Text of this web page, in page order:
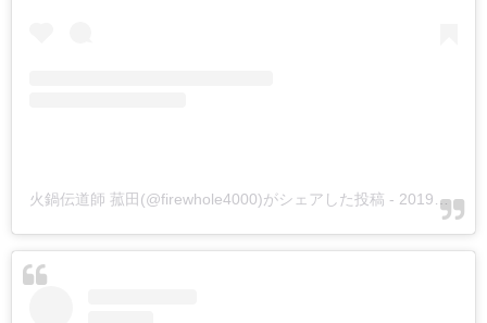
火鍋伝道師 菰田(@firewhole4000)がシェアした投稿 - 2019年10月月6日午前1時59分PDT